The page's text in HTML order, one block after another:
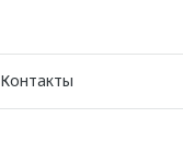
Контакты